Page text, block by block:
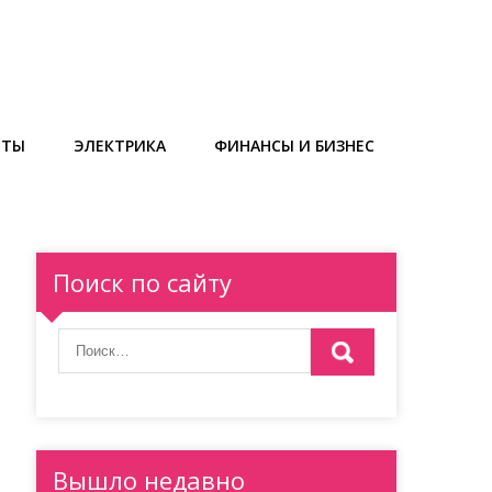
ЭЛЕКТРИКА ФИНАНСЫ И БИЗНЕС
Поиск по сайту
Вышло недавно